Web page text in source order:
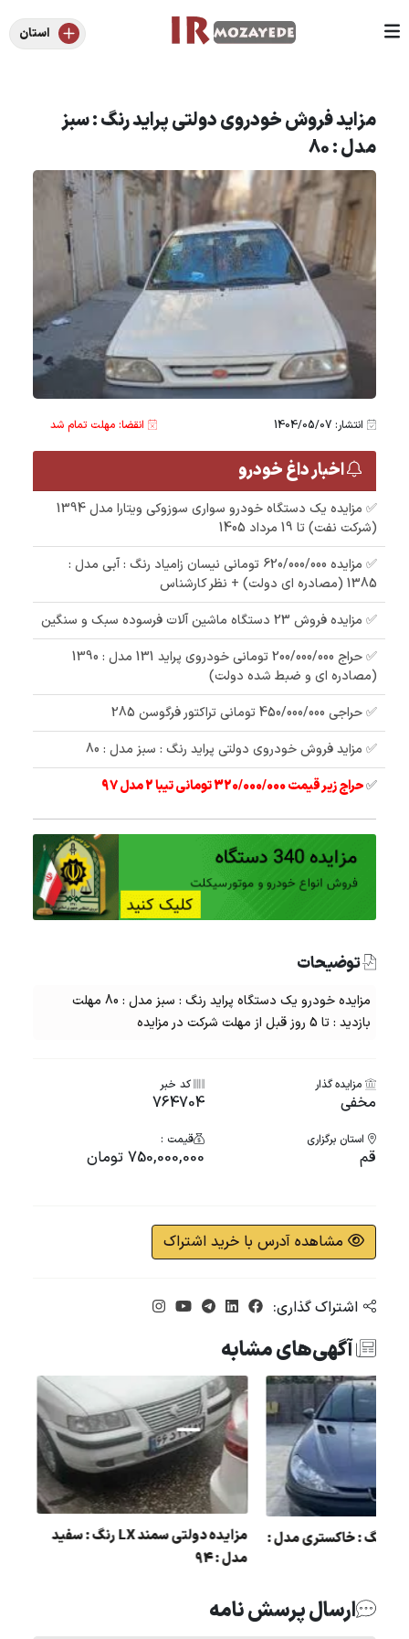
استان
مزاید فروش خودروی دولتی پراید رنگ : سبز
مدل : 80
انتشار: 1404/05/07 انقضا: مهلت تمام شد
اخبار داغ خودرو
✅ مزایده یک دستگاه خودرو سواری سوزوکی ویتارا مدل 1394
(شرکت نفت) تا 19 مرداد 1405
✅ مزایده 620/000/000 تومانی نیسان زامیاد رنگ : آبی مدل :
1385 (مصادره ای دولت) + نظر کارشناس
✅ مزایده فروش 23 دستگاه ماشین آلات فرسوده سبک و سنگین
✅ حراج 200/000/000 تومانی خودروی پراید 131 مدل : 1390
(مصادره ای و ضبط شده دولت)
✅ حراجی 450/000/000 تومانی تراکتور فرگوسن 285
✅ مزاید فروش خودروی دولتی پراید رنگ : سبز مدل : 80
✅حراج زیر قیمت 320/000/000 تومانی تیبا 2 مدل 97
توضیحات
مزایده خودرو یک دستگاه پراید رنگ : سبز مدل : 80 مهلت
بازدید : تا 5 روز قبل از مهلت شرکت در مزایده
مزایده گذار
مخفی
کد خبر
764704
استان برگزاری
قم
قیمت :
750,000,000 تومان
مشاهده آدرس با خرید اشتراک
اشتراک گذاری:
آگهی‌های مشابه
مزایده پژو 206 رنگ : خاکستری مدل :
ارسال پرسش نامه